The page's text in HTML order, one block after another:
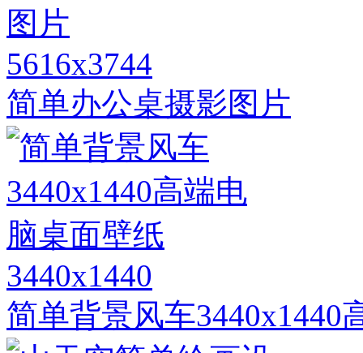
5616x3744
简单办公桌摄影图片
3440x1440
简单背景风车3440x1440